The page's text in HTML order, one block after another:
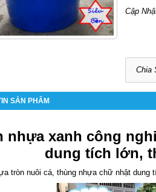
Cập
Chia
SẢN PHẨM
nhựa xanh công
dung tích lớn,
tròn nuôi cá thùng nhựa chữ nhật dung